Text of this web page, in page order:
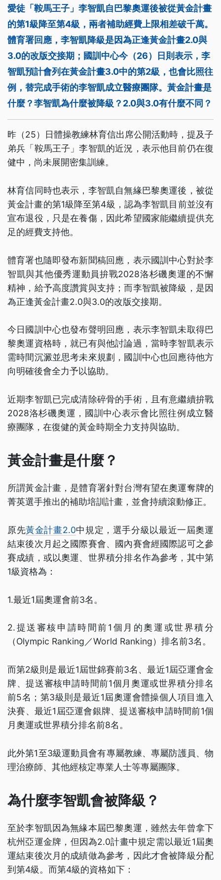
愛徒「鞍馬王子」李智凱自巴黎奧運後被從黃金計畫
的第1級降至第4級，兩者補助經費上限相差破千萬。
體育署回應，李智凱降級是因為正逢黃金計畫2.0與
3.0的改版交接期；國訓中心今（26）日則表示，李
智凱預計會列在黃金計畫3.0中的第2級，也會比照往
例，替完成手術的李智凱成立醫療團隊。黃金計畫是
什麼？李智凱為什麼被降級？2.0與3.0有什麼不同？
昨（25）日體操教練林育信出席公開活動時，提及子
弟兵「鞍馬王子」李智凱的近況，表示他目前仍在復
健中，尚未展開密集訓練。
林育信同時也表示，李智凱自無緣巴黎奧運後，被從
黃金計畫的第1級降至第4級，認為李智凱目前並沒有
宣布退役，只是在養傷，因此希望國家能繼續提供充
足的經費支持他。
體育署也隨即發布新聞稿回應，表示國訓中心對於李
智凱與其他優秀運動員拚戰2028洛杉磯奧運的不懈
精神，給予高度讚賞與支持；而李智凱被降級，是因
為正逢黃金計畫2.0與3.0的改版交接期。
今日國訓中心也發布聲明回應，表示李智凱未取得巴
黎奧運資格時，就已有與他討論過，當時李智凱表示
需時間沉澱並思考未來規劃，國訓中心也回應待他方
向明確後會全力予以協助。
近期李智凱已完成清除碎骨的手術，且有意繼續拚戰
2028洛杉磯奧運，國訓中心表示會比照往例成立醫
療團隊，在復健的黃金時期全力支持與協助。
黃金計畫是什麼？
所謂黃金計畫，是體育署針對台灣有望在奧運奪牌的
菁英選手推出的補助培訓計畫，並會持續滾動修正。
原先黃金計畫2.0中規定，選手分級以最近一屆奧運
結束後次月起之國際賽會、國內賽會經國際認可之參
賽成績，或以奧運、世界積分排名作為參考，其中第
1級資格為：
1.最近1屆奧運會前3名。
2.提送審核申請時間前1個月的奧運或世界積分
（Olympic Ranking／World Ranking）排名前3名。
而第2級則是最近1屆世錦賽前3名、最近1屆亞運會金
牌、提送審核申請時間前1個月奧運或世界積分排名
前5名；第3級則是最近1屆奧運會體操個人項目進入
決賽、最近1屆亞運會銀牌、提送審核申請時間前1個
月奧運或世界積分排名前8名。
此外第1至3級運動員會有專屬教練、專屬防護員、物
理治療師、其他經核定專業人士等專屬團隊。
為什麼李智凱會被降級？
至於李智凱因為無緣本屆巴黎奧運，雖然去年曾拿下
杭州亞運金牌，但因為2.0計畫中規定需以最近1屆奧
運結束後次月的成績做為參考，因此才會被降級分配
到第4級。而第4級的資格如下：